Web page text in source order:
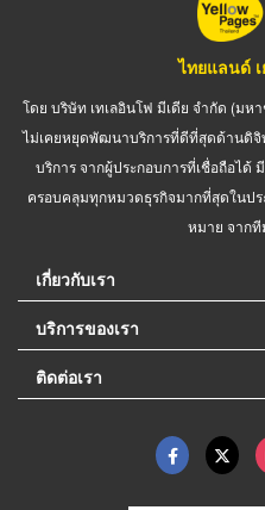
ไทยแลนด์ เ
โดย บริษัท เทเลอินโฟ มีเดีย จำกัด (มห
ไม่เคยหยุดพัฒนาบริการที่ดีที่สุดด้านดิจิ
บริการ จากผู้ประกอบการที่เชื่อถือได้
ครอบคลุมทุกหมวดธุรกิจมากที่สุดในปร
หมาย จาก
เกี่ยวกับเรา
บริการของเรา
ติดต่อเรา